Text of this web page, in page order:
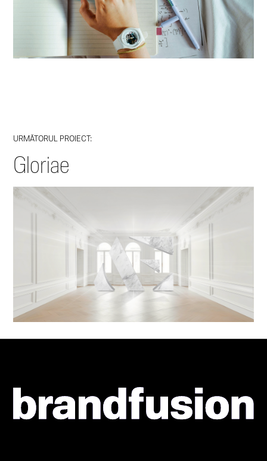
URMĂTORUL PROIECT:
Gloriae